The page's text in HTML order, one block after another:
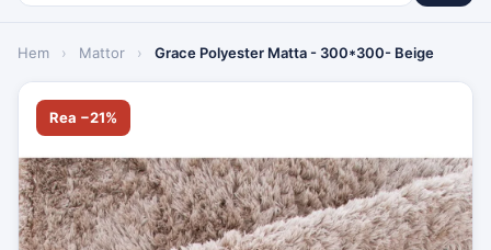
Hem › Mattor › Grace Polyester Matta - 300*300- Beige
Rea −21%